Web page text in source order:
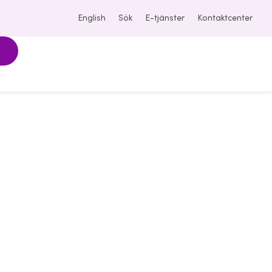
English Sök E-tjänster Kontaktcenter